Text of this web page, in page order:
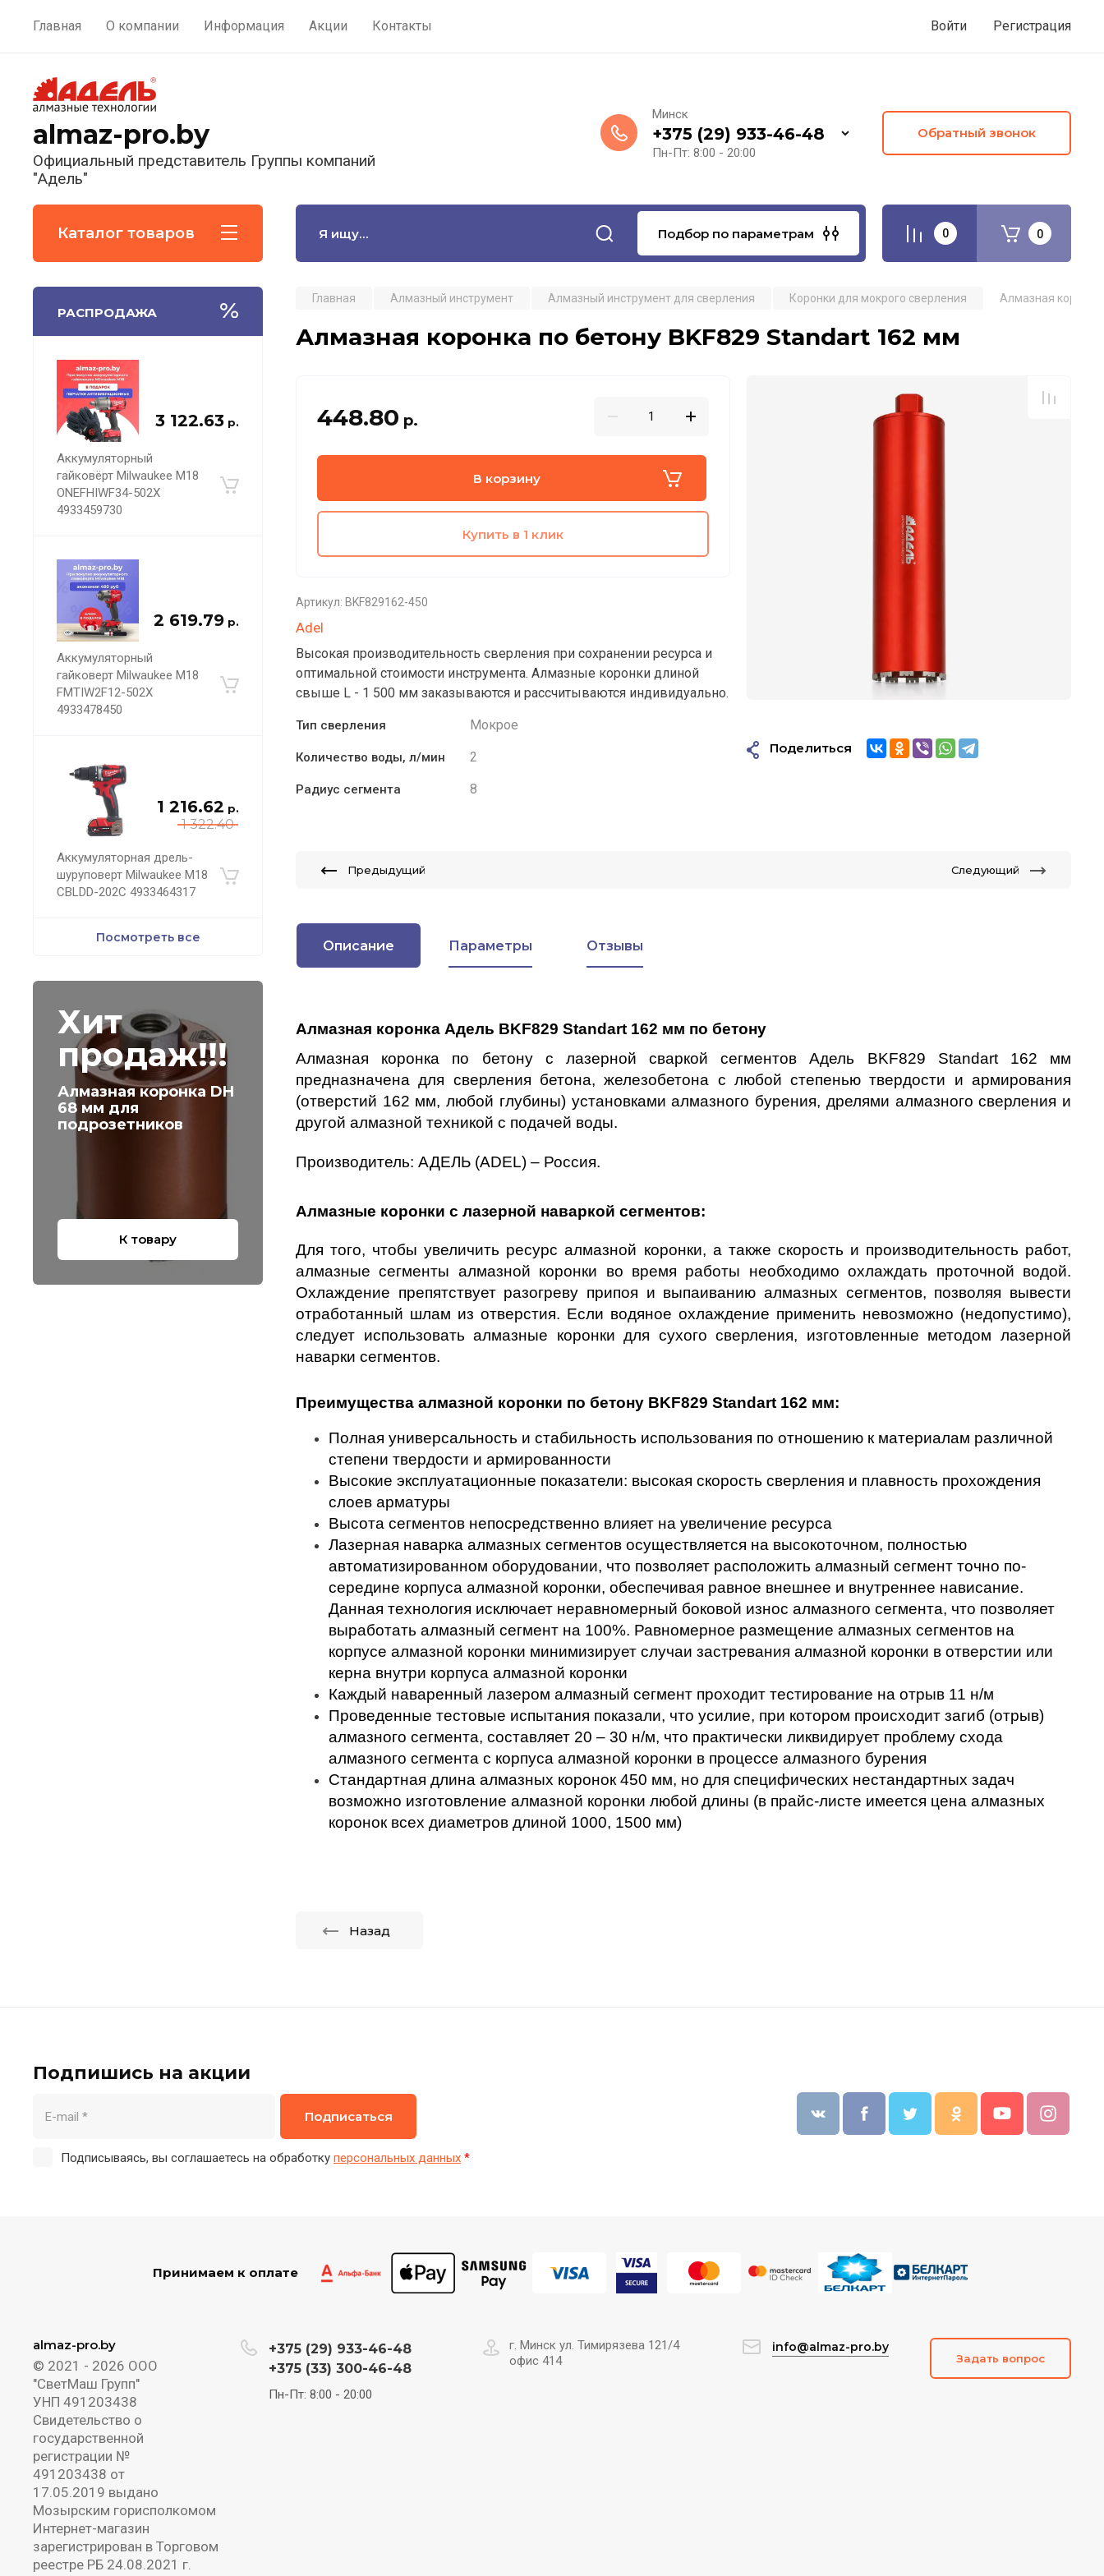
Главная О компании Информация Акции Контакты Войти Регистрация
almaz-pro.by
Официальный представитель Группы компаний
"Адель"
Минск
+375 (29) 933-46-48
Пн-Пт: 8:00 - 20:00
Обратный звонок
Каталог товаров Подбор по параметрам 0 0
РАСПРОДАЖА
3 122.63 р.
Аккумуляторный
гайковёрт Milwaukee M18
ONEFHIWF34-502X
4933459730
2 619.79 р.
Аккумуляторный
гайковерт Milwaukee M18
FMTIW2F12-502X
4933478450
1 322.40
1 216.62 р.
Аккумуляторная дрель-
шуруповерт Milwaukee M18
CBLDD-202C 4933464317
Посмотреть все
Хит
продаж!!!
Алмазная коронка DH
68 мм для
подрозетников
К товару
Главная Алмазный инструмент Алмазный инструмент для сверления Коронки для мокрого сверления Алмазная
Алмазная коронка по бетону BKF829 Standart 162 мм
448.80 р.
В корзину
Купить в 1 клик
Артикул: BKF829162-450
Adel
Высокая производительность сверления при сохранении ресурса и
оптимальной стоимости инструмента. Алмазные коронки длиной
свыше L - 1 500 мм заказываются и рассчитываются индивидуально.
Тип сверления Мокрое
Количество воды, л/мин 2
Радиус сегмента 8
Поделиться
Предыдущий Следующий
Описание Параметры Отзывы
Алмазная коронка Адель BKF829 Standart 162 мм по бетону
Алмазная коронка по бетону с лазерной сваркой сегментов Адель BKF829 Standart 162 мм
предназначена для сверления бетона, железобетона с любой степенью твердости и армирования
(отверстий 162 мм, любой глубины) установками алмазного бурения, дрелями алмазного сверления и
другой алмазной техникой с подачей воды.
Производитель: АДЕЛЬ (ADEL) – Россия.
Алмазные коронки с лазерной наваркой сегментов:
Для того, чтобы увеличить ресурс алмазной коронки, а также скорость и производительность работ,
алмазные сегменты алмазной коронки во время работы необходимо охлаждать проточной водой.
Охлаждение препятствует разогреву припоя и выпаиванию алмазных сегментов, позволяя вывести
отработанный шлам из отверстия. Если водяное охлаждение применить невозможно (недопустимо),
следует использовать алмазные коронки для сухого сверления, изготовленные методом лазерной
наварки сегментов.
Преимущества алмазной коронки по бетону BKF829 Standart 162 мм:
Полная универсальность и стабильность использования по отношению к материалам различной
степени твердости и армированности
Высокие эксплуатационные показатели: высокая скорость сверления и плавность прохождения
слоев арматуры
Высота сегментов непосредственно влияет на увеличение ресурса
Лазерная наварка алмазных сегментов осуществляется на высокоточном, полностью
автоматизированном оборудовании, что позволяет расположить алмазный сегмент точно по-
середине корпуса алмазной коронки, обеспечивая равное внешнее и внутреннее нависание.
Данная технология исключает неравномерный боковой износ алмазного сегмента, что позволяет
выработать алмазный сегмент на 100%. Равномерное размещение алмазных сегментов на
корпусе алмазной коронки минимизирует случаи застревания алмазной коронки в отверстии или
керна внутри корпуса алмазной коронки
Каждый наваренный лазером алмазный сегмент проходит тестирование на отрыв 11 н/м
Проведенные тестовые испытания показали, что усилие, при котором происходит загиб (отрыв)
алмазного сегмента, составляет 20 – 30 н/м, что практически ликвидирует проблему схода
алмазного сегмента с корпуса алмазной коронки в процессе алмазного бурения
Стандартная длина алмазных коронок 450 мм, но для специфических нестандартных задач
возможно изготовление алмазной коронки любой длины (в прайс-листе имеется цена алмазных
коронок всех диаметров длиной 1000, 1500 мм)
Назад
Подпишись на акции
Подписываясь, вы соглашаетесь на обработку персональных данных *
Подписаться
Принимаем к оплате
almaz-pro.by
© 2021 - 2026 ООО
"СветМаш Групп"
УНП 491203438
Свидетельство о
государственной
регистрации №
491203438 от
17.05.2019 выдано
Мозырским горисполкомом
Интернет-магазин
зарегистрирован в Торговом
реестре РБ 24.08.2021 г.
+375 (29) 933-46-48
+375 (33) 300-46-48
Пн-Пт: 8:00 - 20:00
г. Минск ул. Тимирязева 121/4
офис 414
info@almaz-pro.by
Задать вопрос